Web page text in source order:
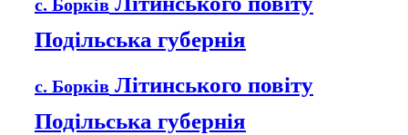
с. Борків
Подільська губернія
с. Борків Літинського повіту
Подільська губернія